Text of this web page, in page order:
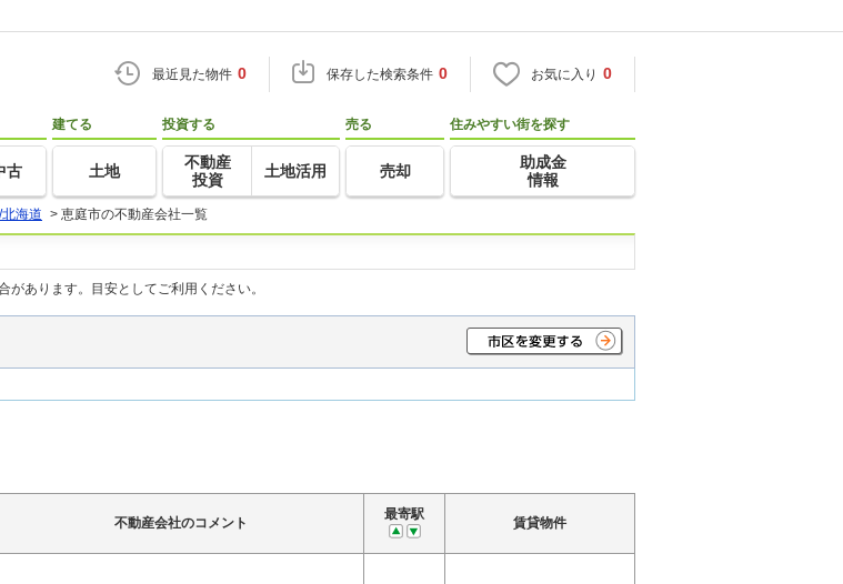
最近見た物件 0 保存した検索条件 0 お気に入り 0
古
建てる
土地
投資する
不動産
投資
土地活用
売る
売却
住みやすい街を探す
助成金
情報
海道 > 恵庭市の不動産会社一覧
あります。目安としてご利用ください。
不動産会社のコメント
最寄駅
賃貸物件